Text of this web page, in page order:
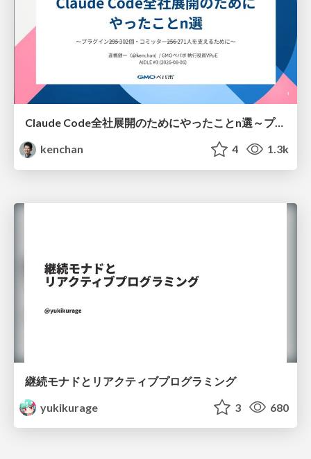
Claude Code全社展開のためにやったことn選～プラグイン302個・コミッター271人を支えるために～
kenchan
4 1.3k
継続モナドとリアクティブプログラミング
yukikurage
3 680